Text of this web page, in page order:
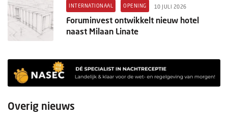
INTERNATIONAAL OPENING 10 JULI 2026
Foruminvest ontwikkelt nieuw hotel
naast Milaan Linate
Overig nieuws